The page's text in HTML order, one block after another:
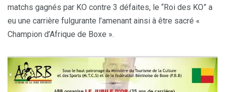
matchs gagnés par KO contre 3 défaites, le “Roi des KO” a
eu une carrière fulgurante l’amenant ainsi à être sacré «
Champion d’Afrique de Boxe ».